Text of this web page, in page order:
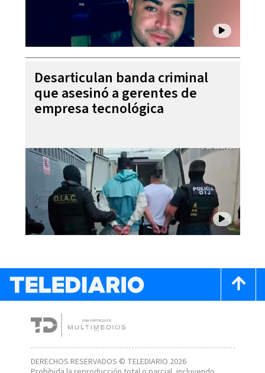
Desarticulan banda criminal
que asesinó a gerentes de
empresa tecnológica
DERECHOS RESERVADOS © TELEDIARIO 2026